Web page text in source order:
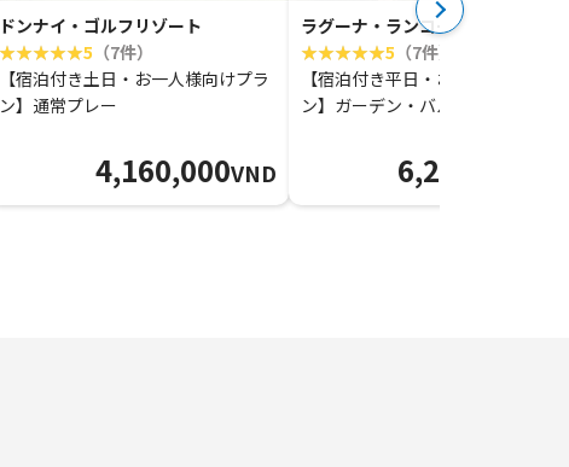
ドンナイ・ゴルフリゾート
5 （7件）
【宿泊付き土日・お一人様向けプラ
ン】通常プレー
4,160,000VND
ラグーナ・ランコー・ゴルフクラ
5 （7件）
【宿泊付き平日・お一人様向けプ
ン】ガーデン・バルコニー・グラ
6,225,000